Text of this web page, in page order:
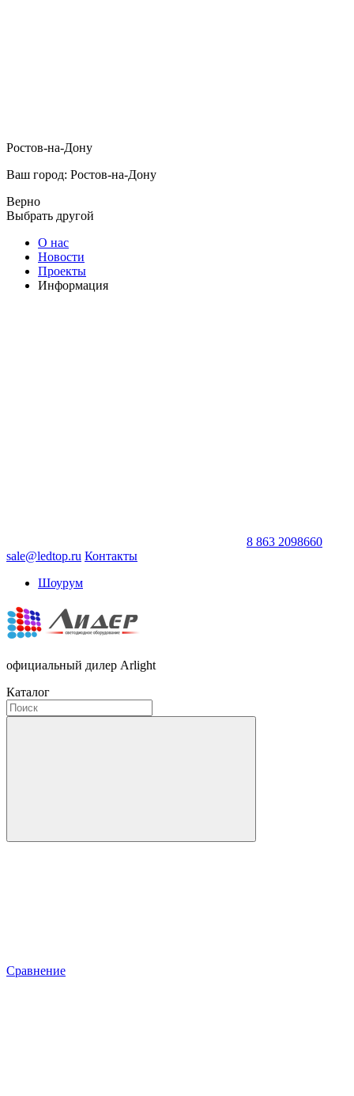
Ростов-на-Дону
Ваш город: Ростов-на-Дону
Верно
Выбрать другой
О нас
Новости
Проекты
Информация
8 863 2098660
sale@ledtop.ru Контакты
Шоурум
официальный дилер Arlight
Каталог
Сравнение